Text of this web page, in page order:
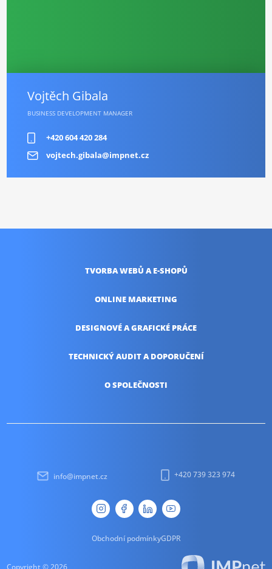
Vojtěch Gibala
BUSINESS DEVELOPMENT MANAGER
+420 604 420 284
vojtech.gibala@impnet.cz
TVORBA WEBŮ A E-SHOPŮ
ONLINE MARKETING
DESIGNOVÉ AGRAFICKÉ PRÁCE
TECHNICKÝ AUDITA DOPORUČENÍ
O SPOLEČNOSTI
info@impnet.cz +420 739 323 974
Obchodní podmínkyGDPR
Copyright © 2026